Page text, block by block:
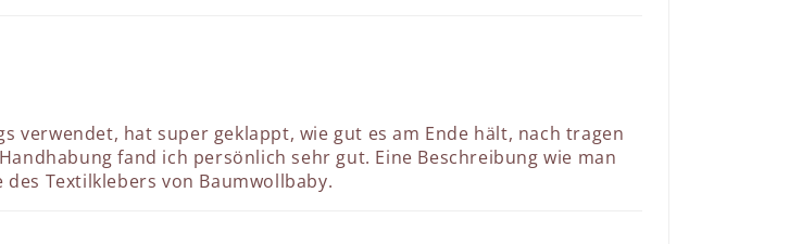
verwendet, hat super geklappt, wie gut es am Ende hält, nach tragen
fand ich persönlich sehr gut. Eine Beschreibung wie man
Textilklebers von Baumwollbaby.